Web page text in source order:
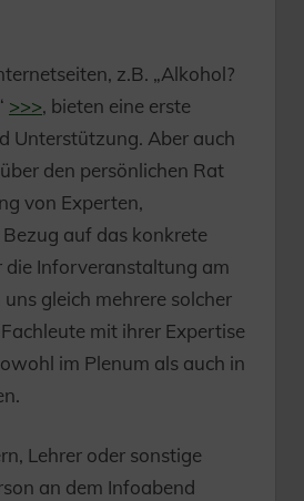
z.B. „Alkohol?
>>>, bieten eine erste
Unterstützung. Aber auch
den persönlichen Rat
von Experten,
auf das konkrete
die Inforveranstaltung am
gleich mehrere solcher
mit ihrer Expertise
im Plenum als auch in
Lehrer oder sonstige
an dem Infoabend